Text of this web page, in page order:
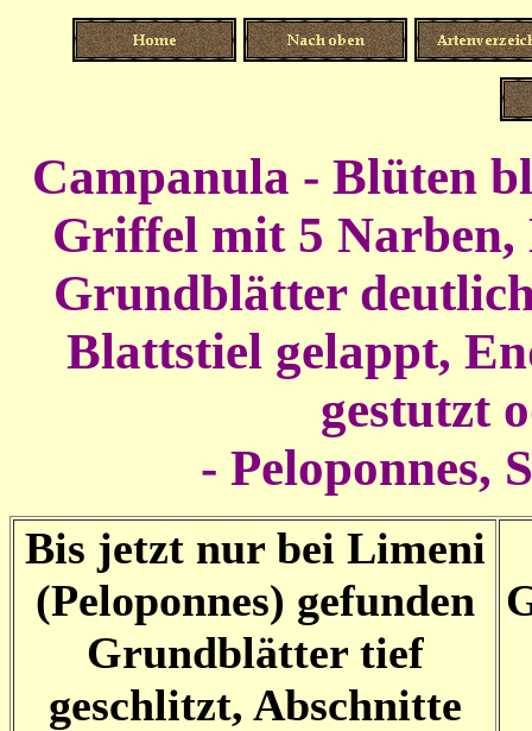
Campanula - Blüten
Griffel mit 5 Narben,
Grundblätter
Blattstiel gelappt,
gestutzt
- Peloponnes,
Bis jetzt nur bei Limeni
(Peloponnes) gefunden
Grundblätter tief
geschlitzt, Abschnitte